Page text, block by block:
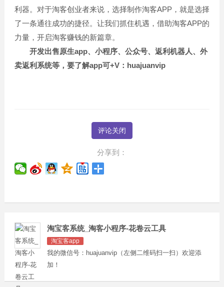
利器。对于淘客创业者来说，选择制作淘客APP，就是选择
了一条通往成功的捷径。让我们抓住机遇，借助淘客APP的
力量，开启淘客赚钱的新篇章。
开发出售原生app、小程序、公众号、返利机器人、外
卖返利系统等，要了解app可+V：huajuanvip
评论关闭
分享到：
淘宝客系统_淘客小程序-花卷云工具
淘宝客app
我的微信号：huajuanvip（左侧二维码扫一扫）欢迎添
加！